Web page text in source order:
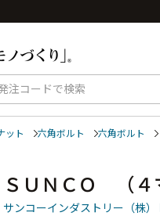
ット 六角ボルト 六角ボルト
ＳＵＮＣＯ （４
サンコーインダストリー（株）